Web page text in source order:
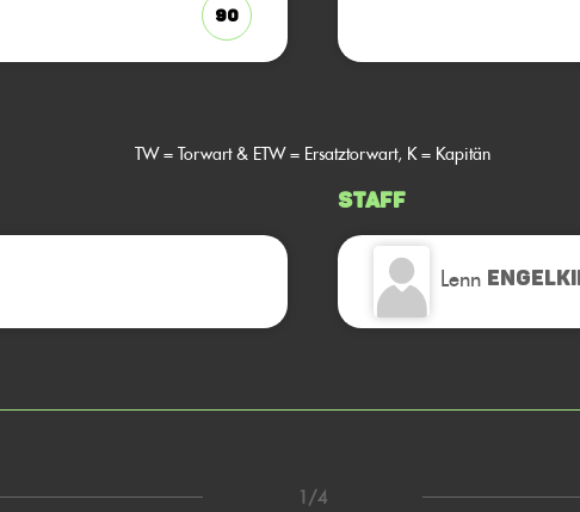
90
TW = Torwart & ETW = Ersatztorwart, K = Kapitän
Staff
Lenn
1/4